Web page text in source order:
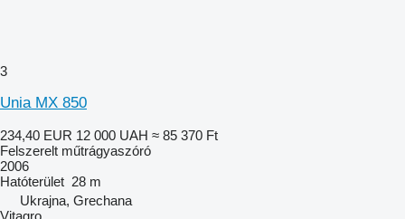
3
Unia MX 850
234,40 EUR 12 000 UAH ≈ 85 370 Ft
Felszerelt műtrágyaszóró
2006
Hatóterület 28 m
Ukrajna, Grechana
Vitagro